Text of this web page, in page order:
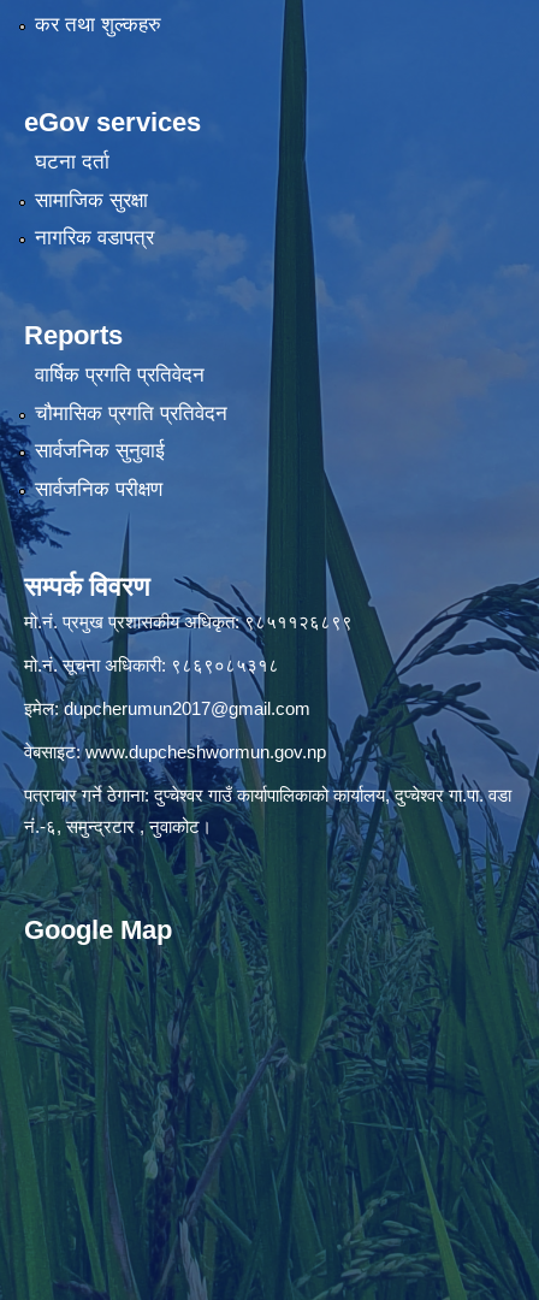
कर तथा शुल्कहरु
eGov services
घटना दर्ता
सामाजिक सुरक्षा
नागरिक वडापत्र
Reports
वार्षिक प्रगति प्रतिवेदन
चौमासिक प्रगति प्रतिवेदन
सार्वजनिक सुनुवाई
सार्वजनिक परीक्षण
सम्पर्क विवरण
मो.नं. प्रमुख प्रशासकीय अधिकृत: ९८५११२६८९९
मो.नं. सूचना अधिकारी: ९८६९०८५३१८
इमेल:dupcherumun2017@gmail.com
वेबसाइट:www.dupcheshwormun.gov.np
पत्राचार गर्ने ठेगाना: दुप्चेश्वर गाउँ कार्यापालिकाको कार्यालय, दुप्चेश्वर गा.पा. वडा
नं.-६, समुन्द्रटार , नुवाकोट।
Google Map